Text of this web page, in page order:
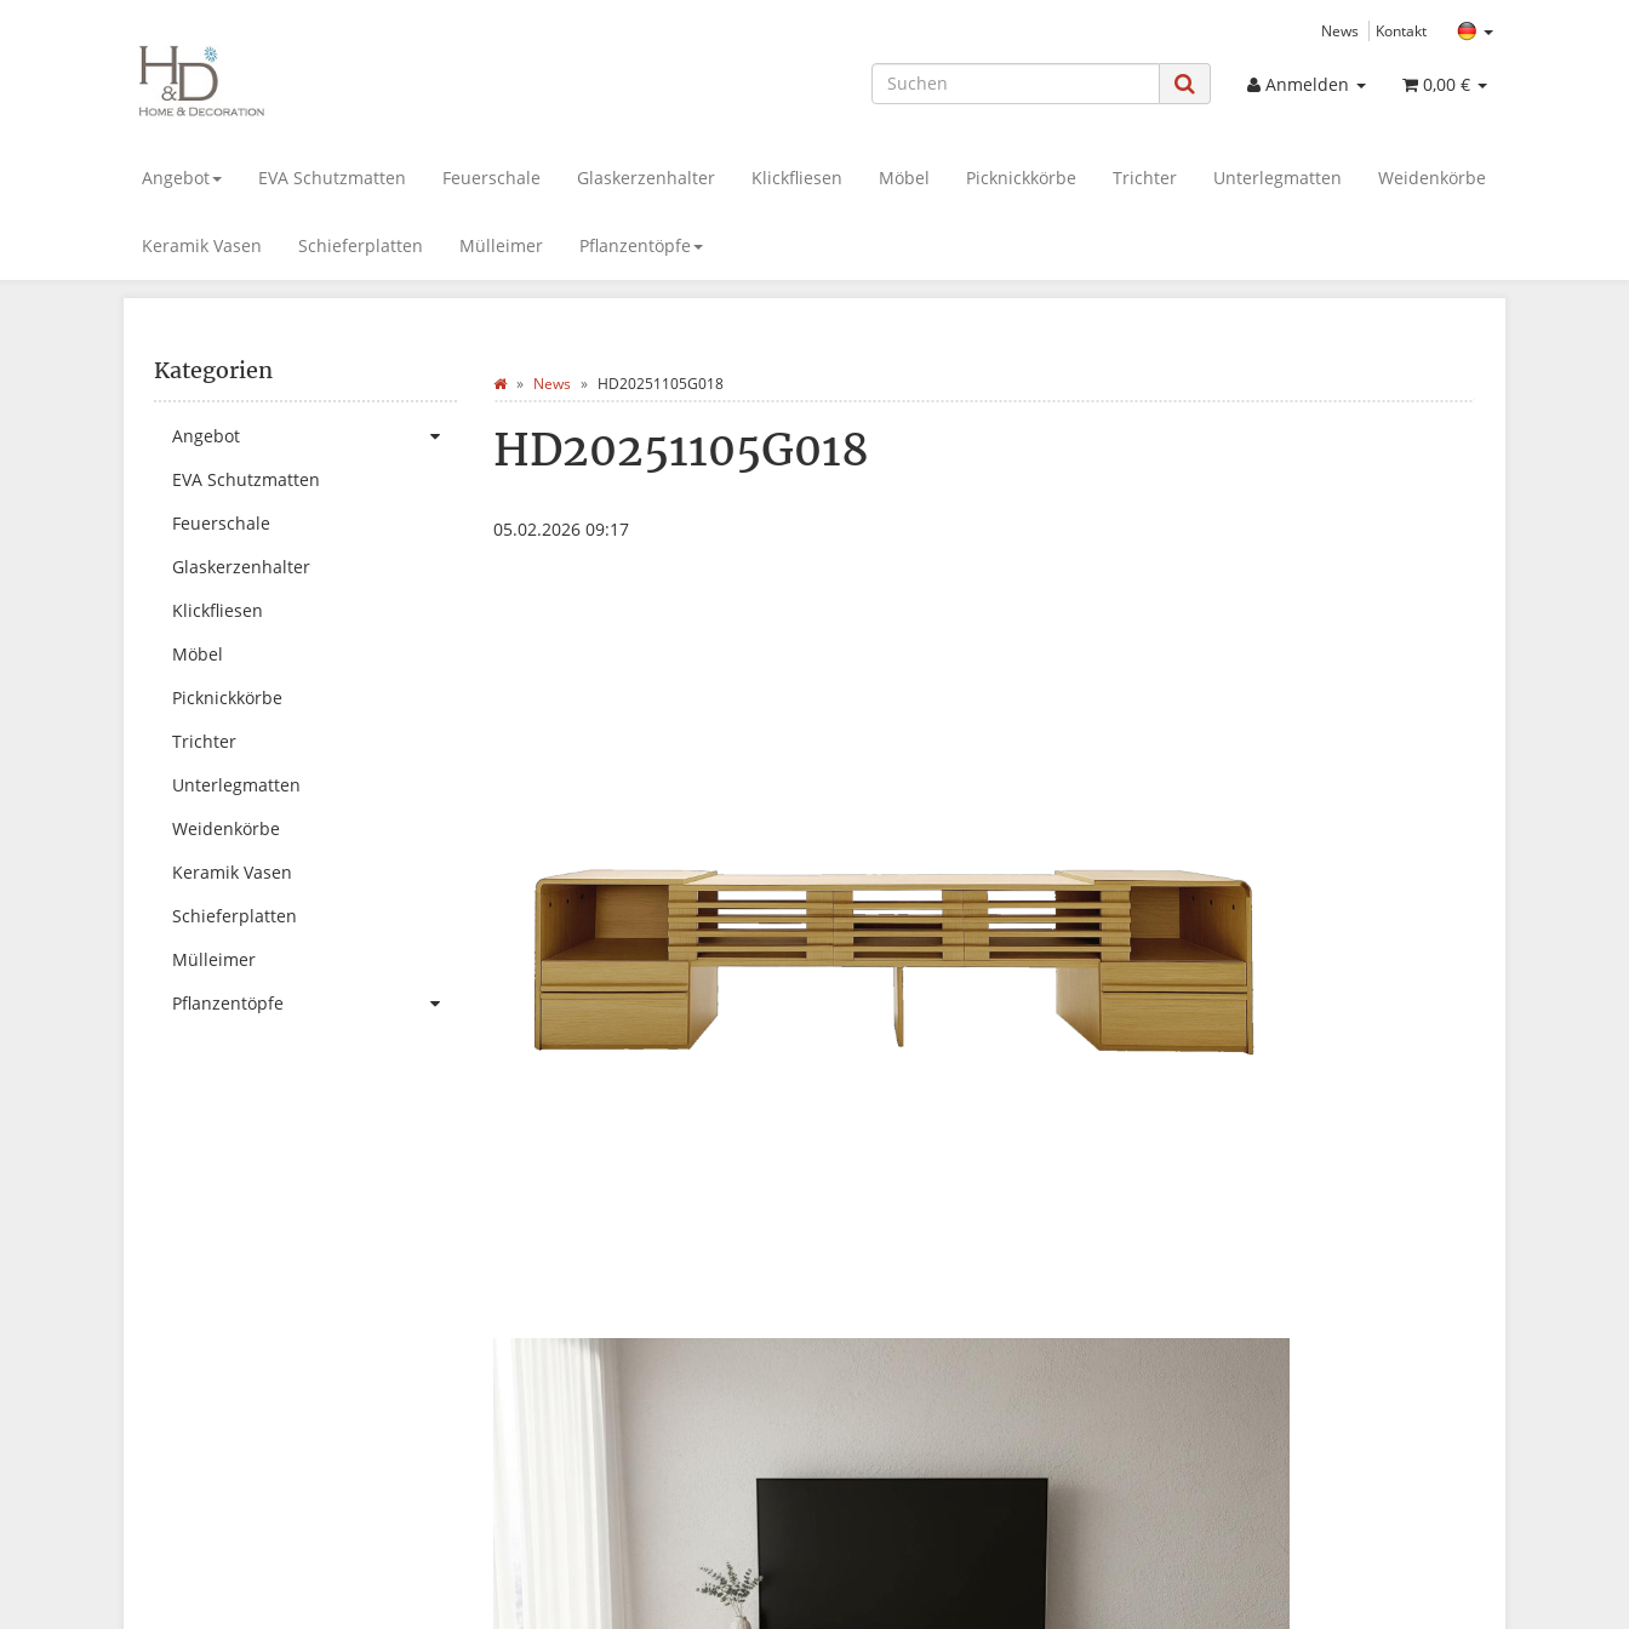
News Kontakt
Anmelden 0,00 €
Angebot EVA Schutzmatten Feuerschale Glaskerzenhalter Klickfliesen Möbel Picknickkörbe Trichter Unterlegmatten Weidenkörbe
Keramik Vasen Schieferplatten Mülleimer Pflanzentöpfe
News HD20251105G018
HD20251105G018
05.02.2026 09:17
Kategorien
Angebot
EVA Schutzmatten
Feuerschale
Glaskerzenhalter
Klickfliesen
Möbel
Picknickkörbe
Trichter
Unterlegmatten
Weidenkörbe
Keramik Vasen
Schieferplatten
Mülleimer
Pflanzentöpfe